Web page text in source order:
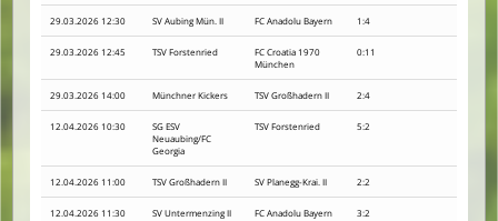
29.03.2026 12:30 SV Aubing Mün. II FC Anadolu Bayern 1:4
29.03.2026 12:45 TSV Forstenried
FC Croatia 1970
München
0:11
29.03.2026 14:00 Münchner Kickers TSV Großhadern II 2:4
12.04.2026 10:30
SG ESV
Neuaubing/FC
Georgia
TSV Forstenried 5:2
12.04.2026 11:00 TSV Großhadern II SV Planegg-Krai. II 2:2
12.04.2026 11:30 SV Untermenzing II FC Anadolu Bayern 3:2